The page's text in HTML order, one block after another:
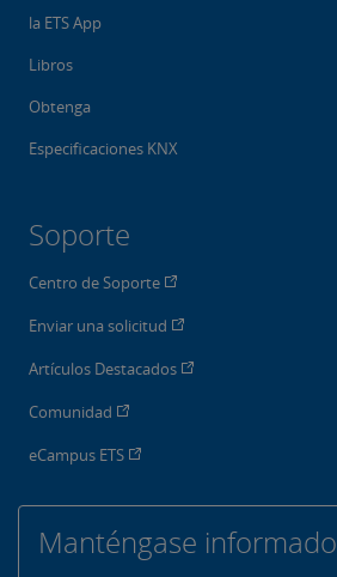
la ETS App
Libros
Obtenga
Especificaciones KNX
Soporte
Centro de Soporte
Enviar una solicitud
Artículos Destacados
Comunidad
eCampus ETS
Manténgase informado